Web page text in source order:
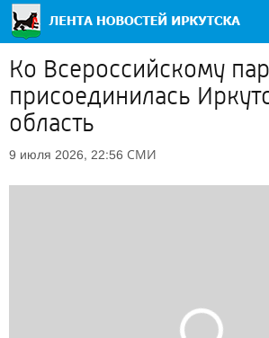
Ко Всероссийскому
присоединилась
область
9 июля 2026, 22:56 СМИ